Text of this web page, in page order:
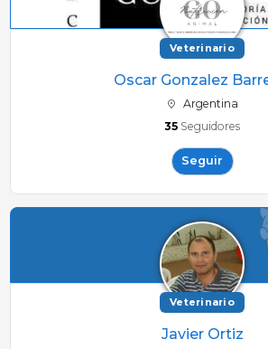
Veterinario
Oscar Gonzalez
Argentina
35 Seguidores
Seguir
Veterinario
Javier Ortiz